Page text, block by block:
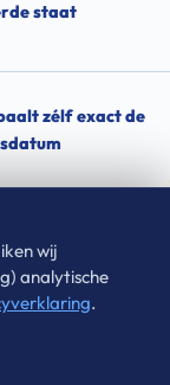
staat
zélf exact de
verkoop
vandaag de
wij
analytische
.